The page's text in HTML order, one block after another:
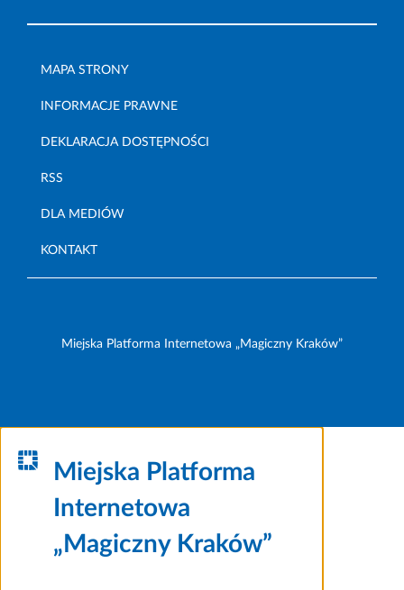
MAPA STRONY
INFORMACJE PRAWNE
DEKLARACJA DOSTĘPNOŚCI
RSS
DLA MEDIÓW
KONTAKT
Miejska Platforma Internetowa „Magiczny Kraków”
Miejska Platforma
Internetowa
„Magiczny Kraków”